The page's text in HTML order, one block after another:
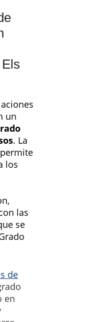
un
. La
los
las
se
de
en